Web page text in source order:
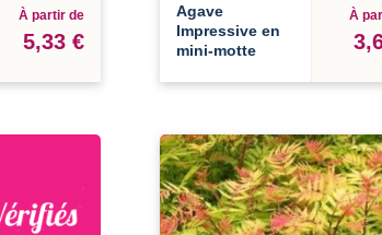
À partir de
5,33 €
Agave
Impressive en
mini-motte
À